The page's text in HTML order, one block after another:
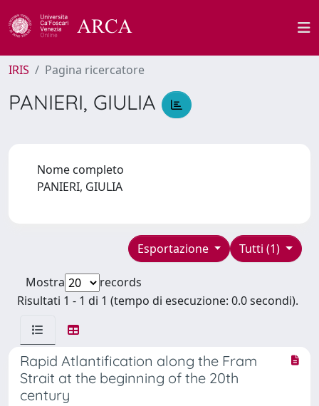
IRIS Pagina ricercatore
PANIERI, GIULIA
Nome completo
PANIERI, GIULIA
Tutti (1)
Esportazione
Mostra
records
Risultati 1 - 1 di 1 (tempo di esecuzione: 0.0 secondi).
Rapid Atlantification along the Fram
Strait at the beginning of the 20th
century